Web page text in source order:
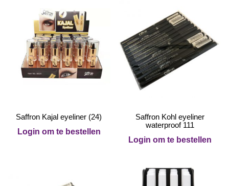
Saffron Kajal eyeliner (24)
Login om te bestellen
Saffron Kohl eyeliner
waterproof 111
Login om te bestellen